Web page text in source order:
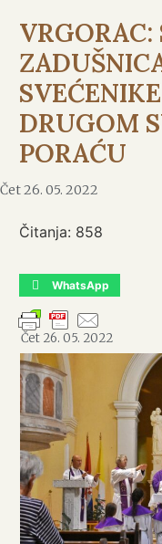
VRGORAC:
DRUGOM
PORAĆU
Čet 26. 05. 2022
Čitanja: 858
WhatsApp
Čet 26. 05. 2022